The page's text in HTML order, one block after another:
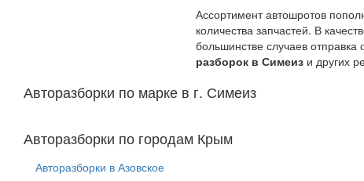
Ассортимент автошротов
количества запчастей. В
большинстве случаев
разборок в Симеиз и других
Авторазборки по марке в г. Симеиз
Авторазборки по городам Крым
Авторазборки в Азовское